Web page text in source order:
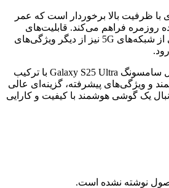
با ظرفیت بالا برخوردار است که عمر
روزمره فراهم می‌کند. قابلیت‌های
اتصال پیشرفته و پشتیبانی از شبکه‌های 5G نیز از دیگر ویژگی‌های
به طور کلی، گوشی موبایل سامسونگ Galaxy S25 Ultra با ترکیب
و ویژگی‌های پیشرفته، گزینه‌ای عالی
یک گوشی هوشمند با کیفیت و کارایی
نوشته نشده است.